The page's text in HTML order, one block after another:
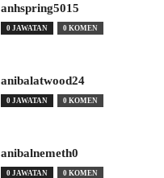
anhspring5015
0 JAWATAN 0 KOMEN
anibalatwood24
0 JAWATAN 0 KOMEN
anibalnemeth0
0 JAWATAN 0 KOMEN